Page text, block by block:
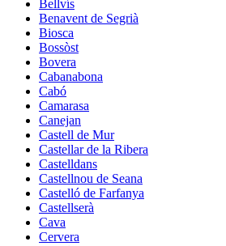
Bellvís
Benavent de Segrià
Biosca
Bossòst
Bovera
Cabanabona
Cabó
Camarasa
Canejan
Castell de Mur
Castellar de la Ribera
Castelldans
Castellnou de Seana
Castelló de Farfanya
Castellserà
Cava
Cervera